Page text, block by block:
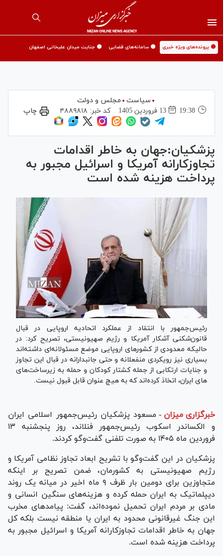
🟡 پرونده‌های ویژه خبری 🟡 سامانه‌های قضایی 🟡 جنایت میدان علیخانی اصفهان
سیاست
مجلس و دولت
19:38
13 فروردين 1405 کد خبر: ۴۸۸۹۸۱۸ چاپ
پزشکیان:جهان به خاطر اقدامات
تجاوزکارانه آمریکا و اسرائیل مجبور به
پرداخت هزینه شده است
رئیس‌جمهور با انتقاد از عملکرد اتحادیه اروپایی در قبال
قانون‌شکنی آشکار آمریکا و رژیم صهیونیستی، تصریح کرد: در
حالیکه معدودی از کشور‌های اروپایی موضع مسئولانه‌ای داشته‌اند
بسیاری نیز رویکردی منفعلانه و حتی جانبدارانه در قبال این تجاوز
و جنایات ارتکابی از جمله کشتار کودکان و حمله به زیرساخت‌های
های ایران، اتخاذ کرده‌اند که به هیچ عنوان قابل قبول نیست.
خبرگزاری میزان - مسعود پزشکیان رئیس‌جمهور اسلامی ایران
و الکساندر اسکوب رئیس‌جمهور فنلاند، روز پنجشنبه ۱۳
فروردین ماه ۱۴۰۵ به صورت تلفنی گفت‌و‌گو کردند.
پزشکیان در این گفت‌و‌گو با تشریح ابعاد تجاوز نظامی آمریکا و
رژیم صهیونیستی به کشورمان، ضمن تصریح بر اینکه
متجاوزین برای دومین بار ظرف ۹ ماه اخیر در میانه یک روند
دیپلماتیک به ایران حمله کرده و هزینه‌های سنگین انسانی و
مادی بر مردم ایران تحمیل نموده‌اند، گفت: پیامد‌های مخرب
این جنگ غیرقانونی محدود به ایران یا منطقه نیست بلکه کل
جهان به خاطر اقدامات تجاوزکارانه آمریکا و اسرائیل مجبور به
پرداخت هزینه شده است.